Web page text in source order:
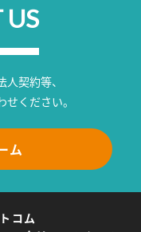
US
契約等、
ください。
ム
コム